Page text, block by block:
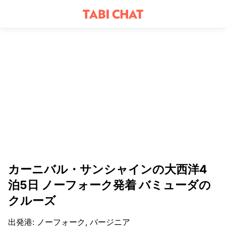
カーニバル・サンシャインの大西洋4
泊5日 ノーフォーク発着 バミューダの
クルーズ
出発港: ノーフォーク, バージニア